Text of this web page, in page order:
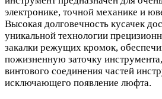
электронике, точной механике и
Высокая долговечность кусачек
уникальной технологии
закалки режущих кромок,
пожизненную заточку
винтового соединения частей
исключающего появление люфта.